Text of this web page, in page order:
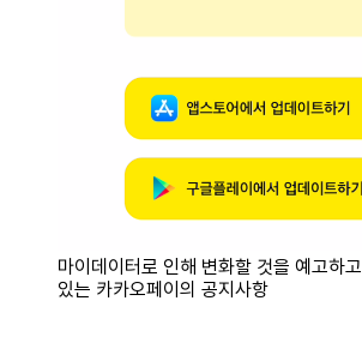
마이데이터로 인해 변화할 것을 예고하고
있는 카카오페이의 공지사항